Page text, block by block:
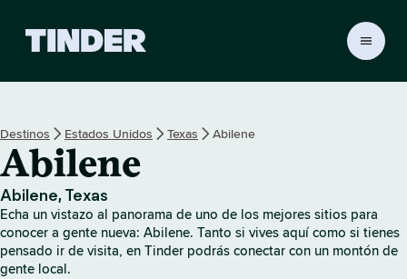
r
c
i
o
Destinos Estados Unidos Texas Abilene
Abilene
Abilene, Texas
Echa un vistazo al panorama de uno de los mejores sitios para
conocer a gente nueva: Abilene. Tanto si vives aquí como si tienes
pensado ir de visita, en Tinder podrás conectar con un montón de
gente local.